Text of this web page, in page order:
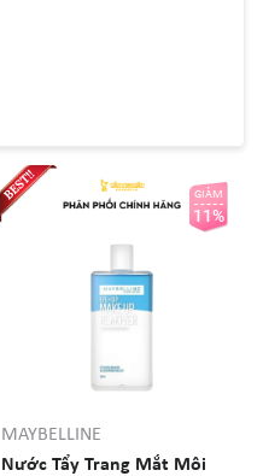
GIẢM
11%
MAYBELLINE
Nước Tẩy Trang Mắt Môi